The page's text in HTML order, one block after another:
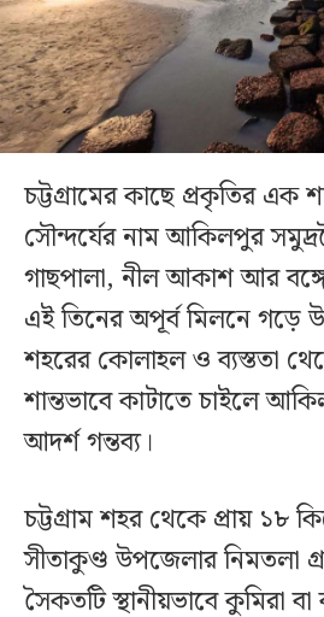
চট্টগ্রামের কাছে প্রকৃতির এক
সৌন্দর্যের নাম আকিলপুর
গাছপালা, নীল আকাশ আর
এই তিনের অপূর্ব মিলনে গড়ে
শহরের কোলাহল ও ব্যস্ততা
শান্তভাবে কাটাতে চাইলে
আদর্শ গন্তব্য।
চট্টগ্রাম শহর থেকে প্রায় ১৮
সীতাকুণ্ড উপজেলার নিমতলা
সৈকতটি স্থানীয়ভাবে কুমিরা